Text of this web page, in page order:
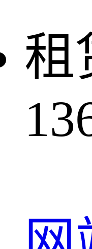
租